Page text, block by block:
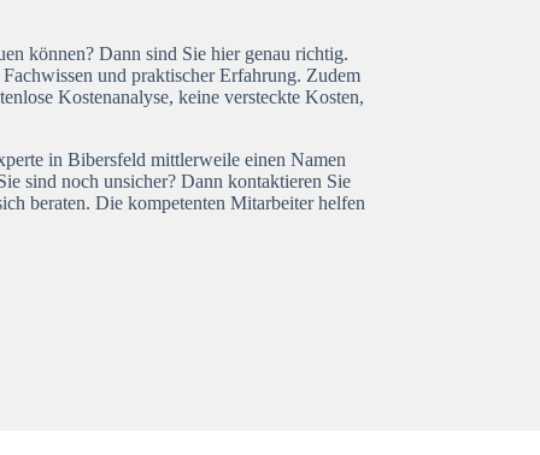
können? Dann sind Sie hier genau richtig.
und praktischer Erfahrung. Zudem
Kostenanalyse, keine versteckte Kosten,
in Bibersfeld mittlerweile einen Namen
sind noch unsicher? Dann kontaktieren Sie
beraten. Die kompetenten Mitarbeiter helfen